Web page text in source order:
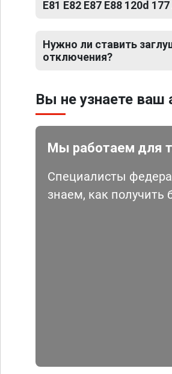
E81 E82 E87 E88 120d
Нужно ли ставить
отключения?
Вы не узнаете ваш
Мы работаем для
Специалисты
знаем, как